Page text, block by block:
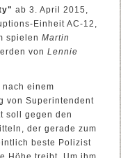
ab 3. April 2015,
Einheit AC-12,
spielen Martin
von Lennie
nach einem
von Superintendent
soll gegen den
der gerade zum
beste Polizist